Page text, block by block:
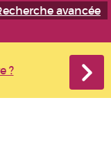
avancée
?